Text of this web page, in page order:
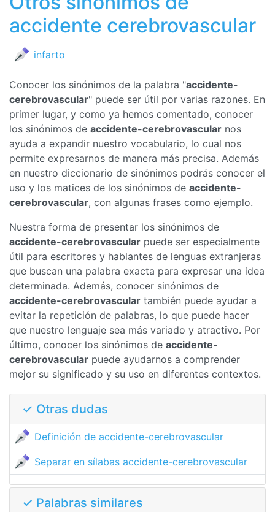
accidente cerebrovascular
infarto
Conocer los sinónimos de la palabra "accidente-
cerebrovascular" puede ser útil por varias razones. En
primer lugar, y como ya hemos comentado, conocer
los sinónimos de accidente-cerebrovascular nos
ayuda a expandir nuestro vocabulario, lo cual nos
permite expresarnos de manera más precisa. Además
en nuestro diccionario de sinónimos podrás conocer el
uso y los matices de los sinónimos de accidente-
cerebrovascular, con algunas frases como ejemplo.
Nuestra forma de presentar los sinónimos de
accidente-cerebrovascular puede ser especialmente
útil para escritores y hablantes de lenguas extranjeras
que buscan una palabra exacta para expresar una idea
determinada. Además, conocer sinónimos de
accidente-cerebrovascular también puede ayudar a
evitar la repetición de palabras, lo que puede hacer
que nuestro lenguaje sea más variado y atractivo. Por
último, conocer los sinónimos de accidente-
cerebrovascular puede ayudarnos a comprender
mejor su significado y su uso en diferentes contextos.
✓ Otras dudas
Definición de accidente-cerebrovascular
Separar en sílabas accidente-cerebrovascular
✓ Palabras similares